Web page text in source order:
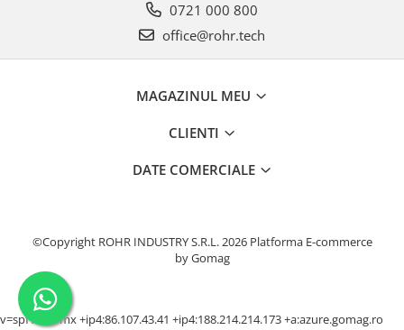
0721 000 800
office@rohr.tech
MAGAZINUL MEU
CLIENTI
DATE COMERCIALE
©Copyright ROHR INDUSTRY S.R.L. 2026 Platforma E-commerce
by Gomag
v=spf1 +a +mx +ip4:86.107.43.41 +ip4:188.214.214.173 +a:azure.gomag.ro